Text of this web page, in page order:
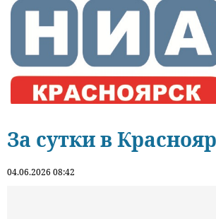
За сутки в
04.06.2026 08:42